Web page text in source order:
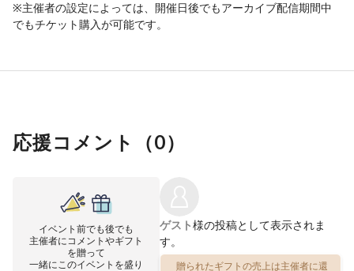
※主催者の設定によっては、開催日後でもアーカイブ配信期間中
でもチケット購入が可能です。
応援コメント（0）
イベント前でも後でも
主催者にコメントやギフト
を贈って
一緒にこのイベントを盛り
ゲスト様の投稿として表示されま
す。
贈られたギフトの売上は主催者に還